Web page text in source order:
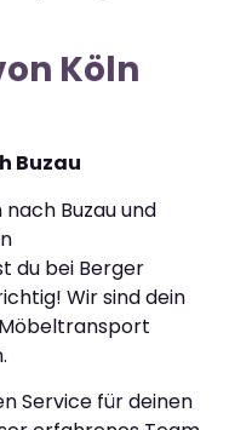
Köln
Buzau
Buzau und
du bei Berger
Wir sind dein
Service für deinen